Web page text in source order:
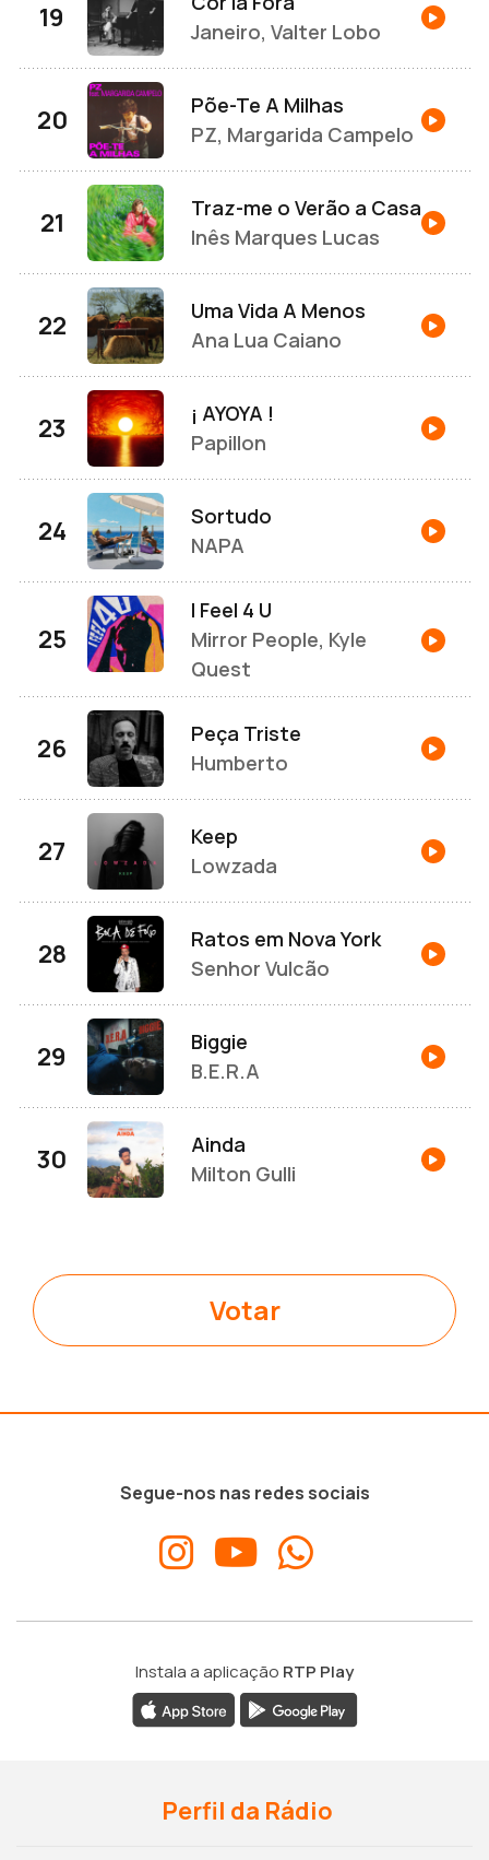
Janeiro, Valter Lobo
Põe-Te A Milhas
PZ, Margarida Campelo
Traz-me o Verão a Casa
Inês Marques Lucas
Uma Vida A Menos
Ana Lua Caiano
¡ AYOYA !
Papillon
Sortudo
NAPA
I Feel 4 U
Mirror People, Kyle
Quest
Peça Triste
Humberto
Keep
Lowzada
Ratos em Nova York
Senhor Vulcão
Biggie
B.E.R.A
Ainda
Milton Gulli
Votar
Segue-nos nas redes sociais
Instala a aplicação RTP Play
Perfil da Rádio